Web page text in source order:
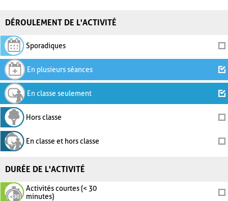
DÉROULEMENT DE L'ACTIVITÉ
Sporadiques
En plusieurs séances
En classe seulement
Hors classe
En classe et hors classe
DURÉE DE L'ACTIVITÉ
Activités courtes (< 30
minutes)